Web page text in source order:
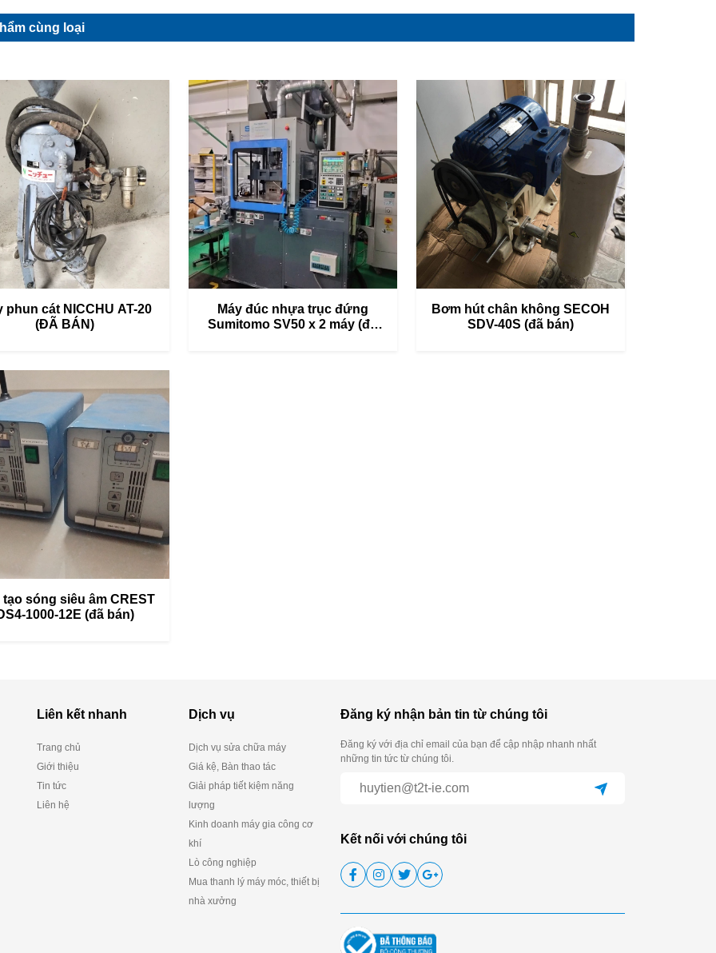
cùng loại
phun cát NICCHU AT-20
(ĐÃ BÁN)
Máy đúc nhựa trục đứng
Sumitomo SV50 x 2 máy (đã
Bơm hút chân không SECOH
SDV-40S (đã bán)
tạo sóng siêu âm CREST
1000-12E (đã bán)
Liên kết nhanh
Trang chủ
Giới thiệu
Tin tức
Liên hệ
Dịch vụ
Dịch vụ sửa chữa máy
Giá kệ, Bàn thao tác
Giải pháp tiết kiệm năng
lượng
Kinh doanh máy gia công cơ
khí
Lò công nghiệp
Mua thanh lý máy móc, thiết bị
nhà xưởng
Đăng ký nhận bản tin từ chúng tôi
Đăng ký với địa chỉ email của bạn để cập nhập nhanh nhất
những tin tức từ chúng tôi.
Kết nối với chúng tôi